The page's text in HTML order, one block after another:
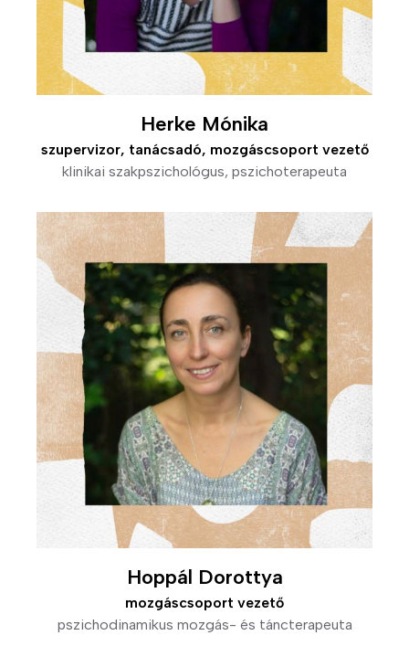
Herke Mónika
szupervizor, tanácsadó, mozgáscsoport vezető
klinikai szakpszichológus, pszichoterapeuta
Kép
Hoppál Dorottya
mozgáscsoport vezető
pszichodinamikus mozgás- és táncterapeuta